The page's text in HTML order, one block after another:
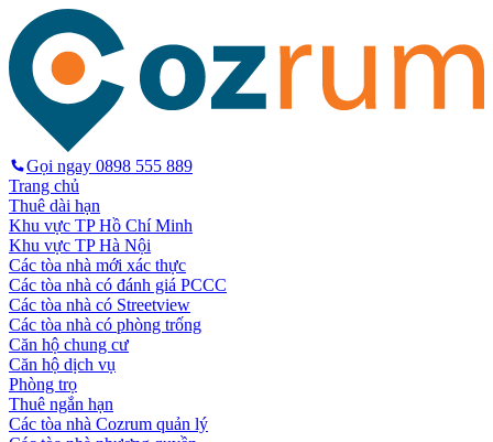
Gọi ngay 0898 555 889
Trang chủ
Thuê dài hạn
Khu vực TP Hồ Chí Minh
Khu vực TP Hà Nội
Các tòa nhà mới xác thực
Các tòa nhà có đánh giá PCCC
Các tòa nhà có Streetview
Các tòa nhà có phòng trống
Căn hộ chung cư
Căn hộ dịch vụ
Phòng trọ
Thuê ngắn hạn
Các tòa nhà Cozrum quản lý